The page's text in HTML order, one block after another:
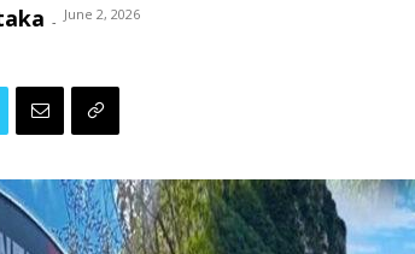
- June 2, 2026